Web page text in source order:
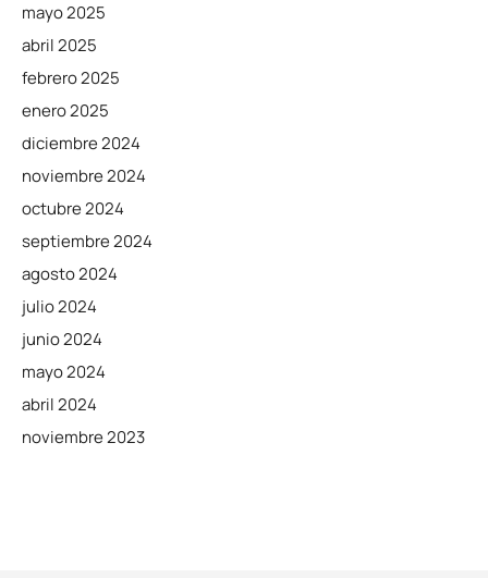
mayo 2025
abril 2025
febrero 2025
enero 2025
diciembre 2024
noviembre 2024
octubre 2024
septiembre 2024
agosto 2024
julio 2024
junio 2024
mayo 2024
abril 2024
noviembre 2023